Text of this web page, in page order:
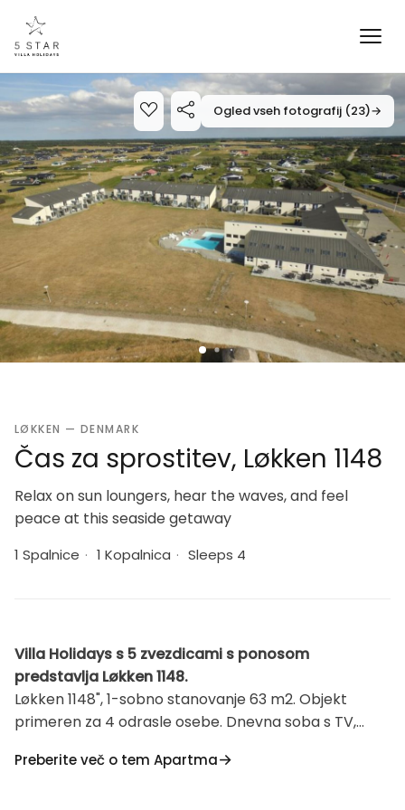
Ogled vseh fotografij (23)→
LØKKEN — DENMARK
Čas za sprostitev, Løkken 1148
Relax on sun loungers, hear the waves, and feel
peace at this seaside getaway
1 Spalnice · 1 Kopalnica · Sleeps 4
Villa Holidays s 5 zvezdicami s ponosom
predstavlja Løkken 1148.
Løkken 1148", 1-sobno stanovanje 63 m2. Objekt
primeren za 4 odrasle osebe. Dnevna soba s TV,
z 1 zakonsko posteljo. Kuhinja (pečica, pomivalni stroj,
Preberite več o tem Apartma